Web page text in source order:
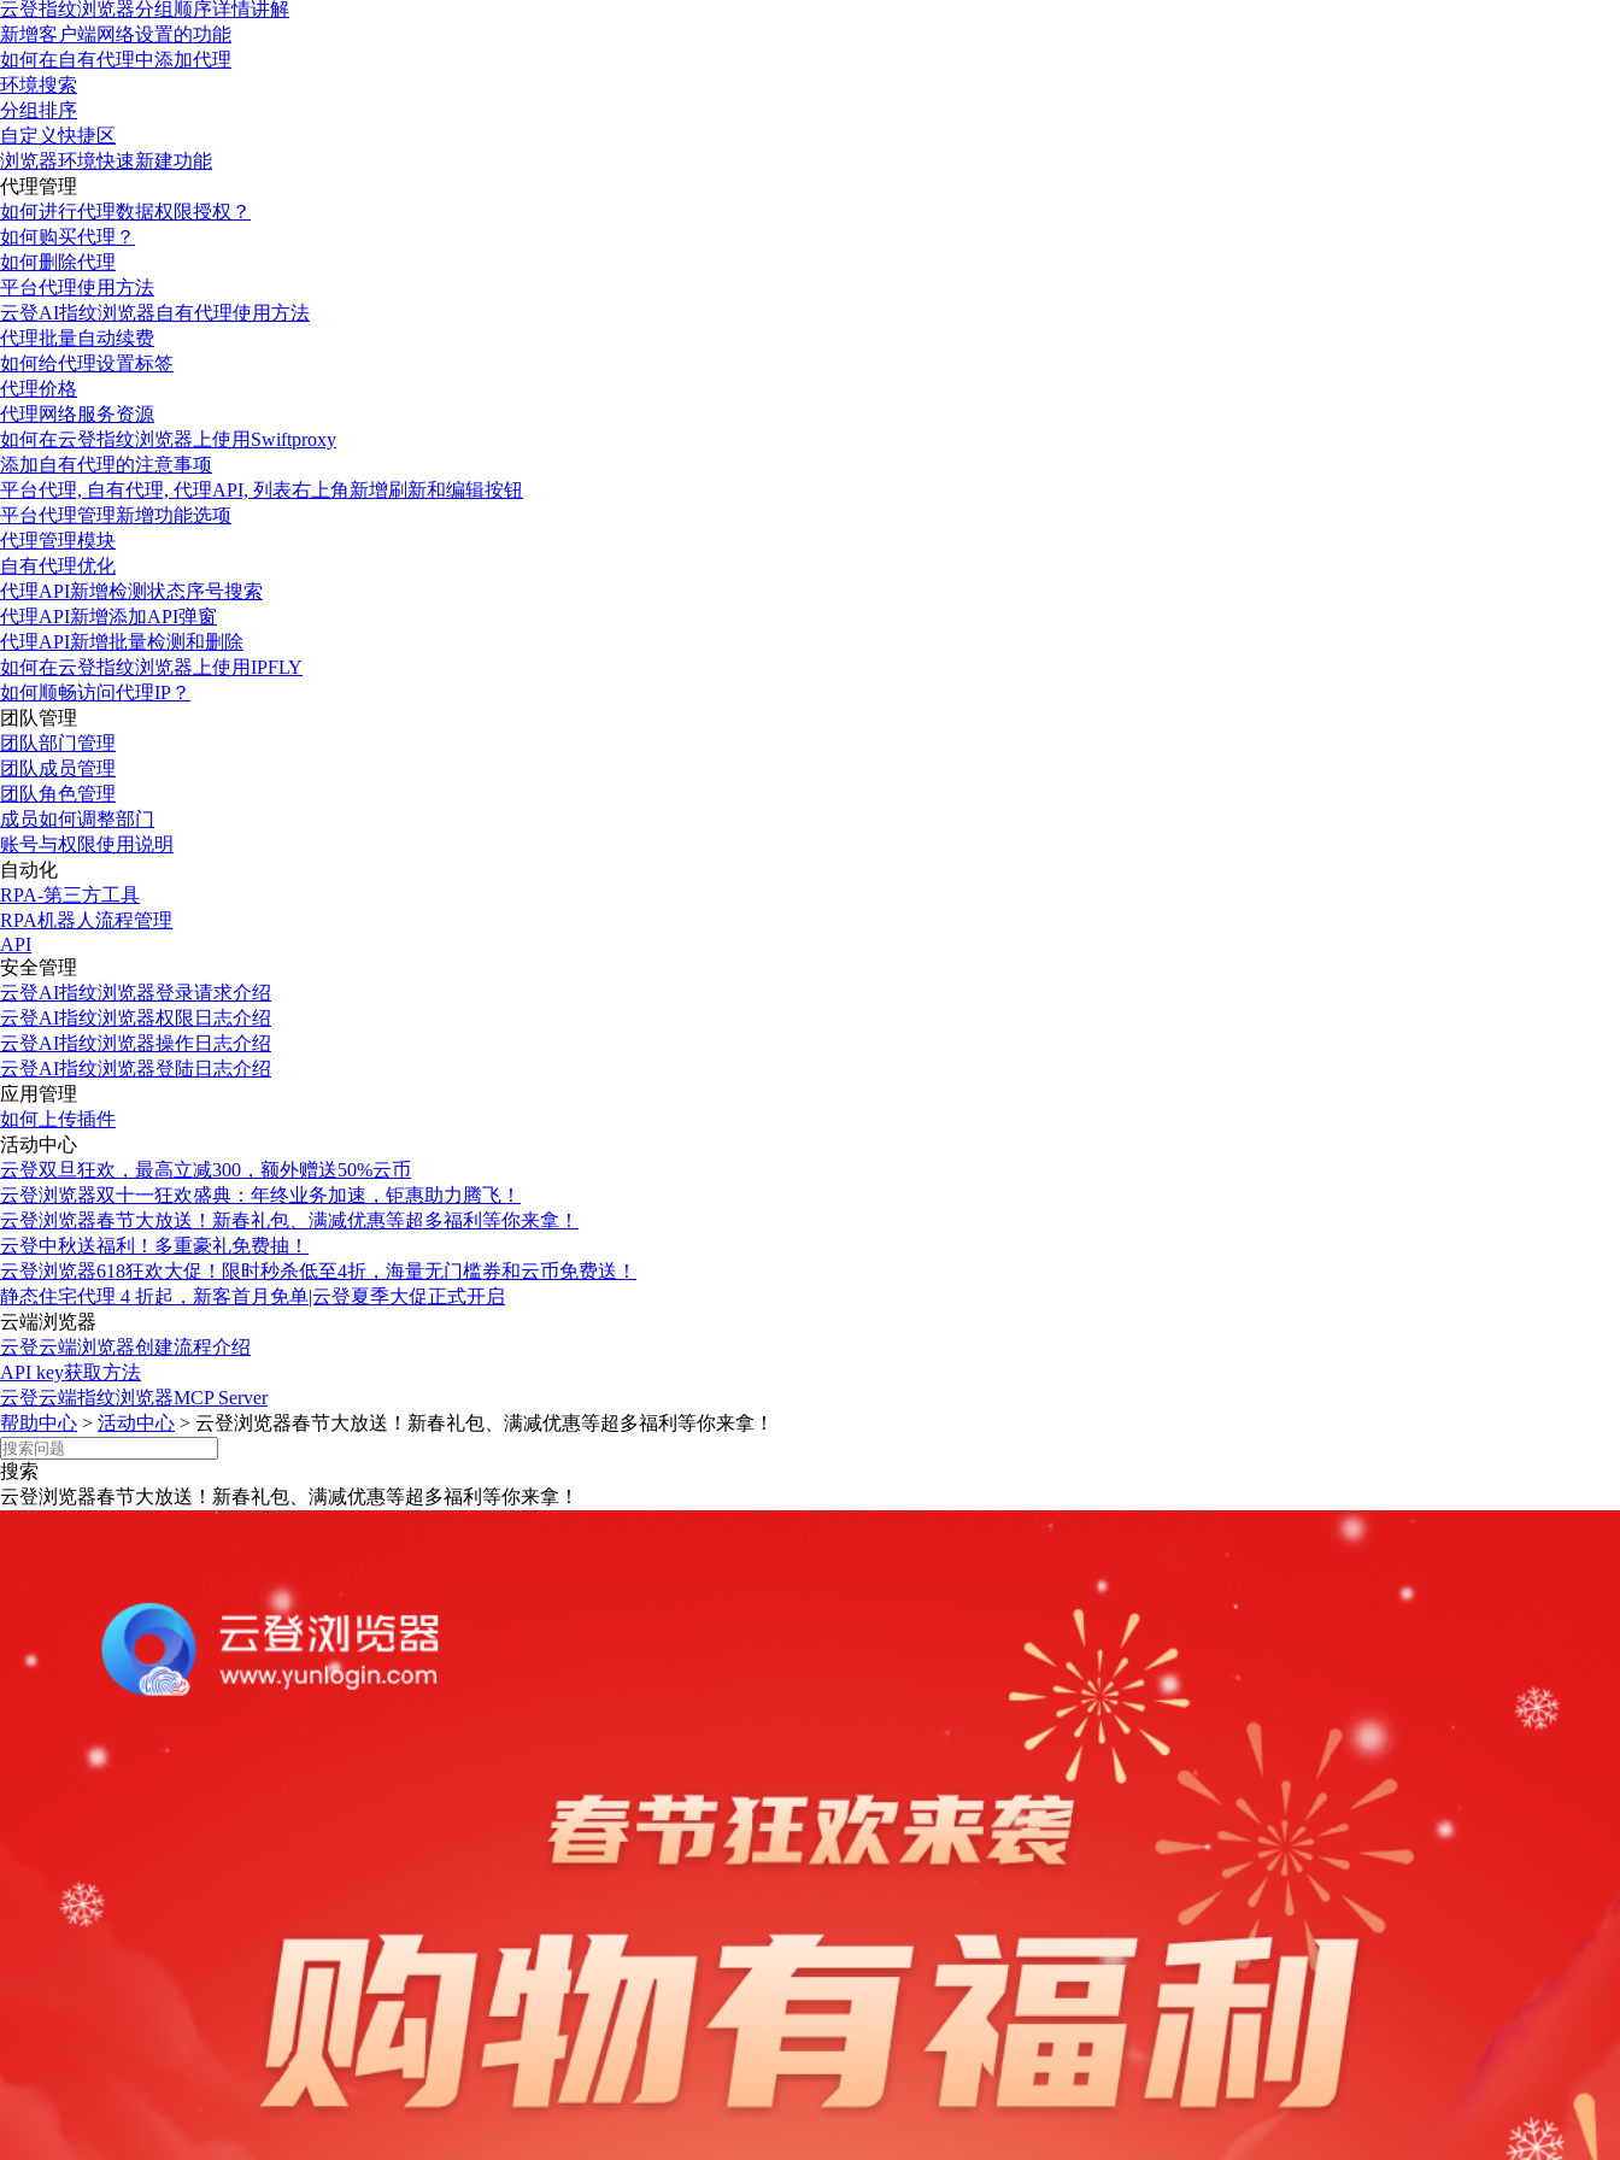
云登指纹浏览器分组顺序详情讲解
新增客户端网络设置的功能
如何在自有代理中添加代理
环境搜索
分组排序
自定义快捷区
浏览器环境快速新建功能
代理管理
如何进行代理数据权限授权？
如何购买代理？
如何删除代理
平台代理使用方法
云登AI指纹浏览器自有代理使用方法
代理批量自动续费
如何给代理设置标签
代理价格
代理网络服务资源
如何在云登指纹浏览器上使用Swiftproxy
添加自有代理的注意事项
平台代理, 自有代理, 代理API, 列表右上角新增刷新和编辑按钮
平台代理管理新增功能选项
代理管理模块
自有代理优化
代理API新增检测状态序号搜索
代理API新增添加API弹窗
代理API新增批量检测和删除
如何在云登指纹浏览器上使用IPFLY
如何顺畅访问代理IP？
团队管理
团队部门管理
团队成员管理
团队角色管理
成员如何调整部门
账号与权限使用说明
自动化
RPA-第三方工具
RPA机器人流程管理
API
安全管理
云登AI指纹浏览器登录请求介绍
云登AI指纹浏览器权限日志介绍
云登AI指纹浏览器操作日志介绍
云登AI指纹浏览器登陆日志介绍
应用管理
如何上传插件
活动中心
云登双旦狂欢，最高立减300，额外赠送50%云币
云登浏览器双十一狂欢盛典：年终业务加速，钜惠助力腾飞！
云登浏览器春节大放送！新春礼包、满减优惠等超多福利等你来拿！
云登中秋送福利！多重豪礼免费抽！
云登浏览器618狂欢大促！限时秒杀低至4折，海量无门槛券和云币免费送！
静态住宅代理 4 折起，新客首月免单|云登夏季大促正式开启
云端浏览器
云登云端浏览器创建流程介绍
API key获取方法
云登云端指纹浏览器MCP Server
帮助中心 > 活动中心 > 云登浏览器春节大放送！新春礼包、满减优惠等超多福利等你来拿！
搜索
云登浏览器春节大放送！新春礼包、满减优惠等超多福利等你来拿！